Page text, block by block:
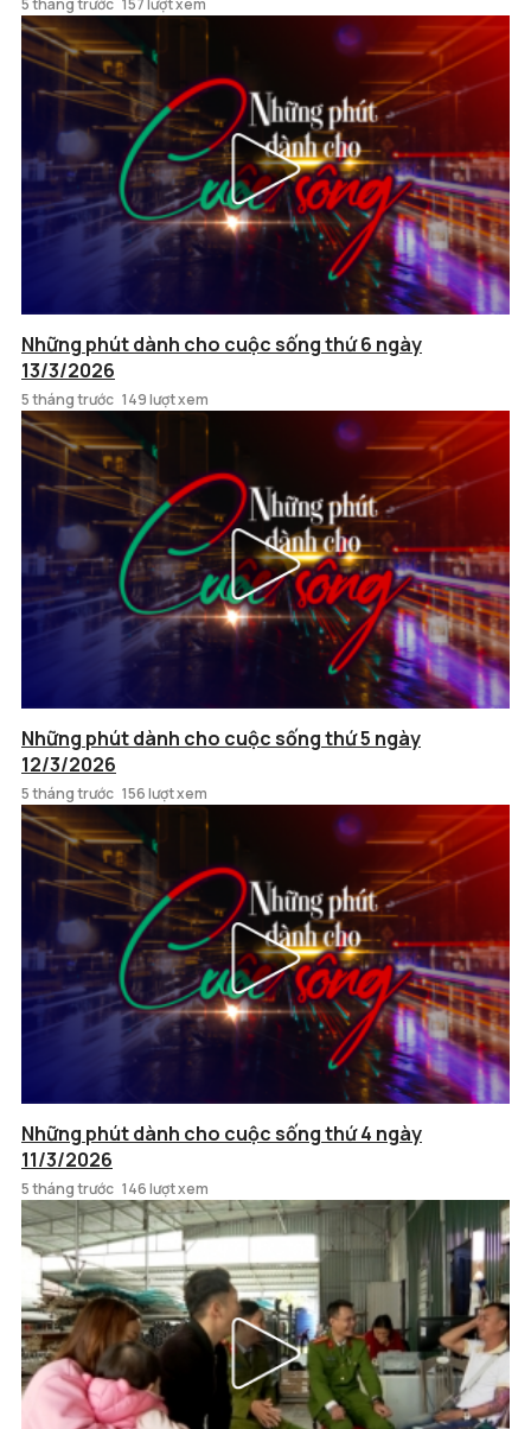
5 tháng trước 157 lượt xem
Những phút dành cho cuộc sống thứ 6 ngày
13/3/2026
5 tháng trước 149 lượt xem
Những phút dành cho cuộc sống thứ 5 ngày
12/3/2026
5 tháng trước 156 lượt xem
Những phút dành cho cuộc sống thứ 4 ngày
11/3/2026
5 tháng trước 146 lượt xem